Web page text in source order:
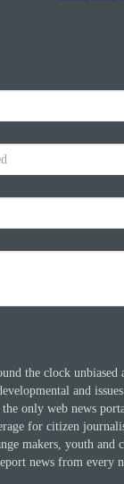
the clock unbiased
and
only web news
for citizen
makers, youth and
news from every